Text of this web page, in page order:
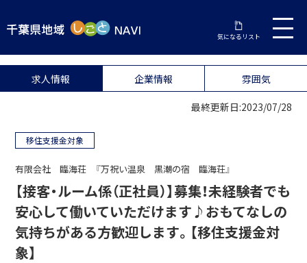
気になるリスト
求人情報 企業情報 雰囲気
最終更新日:2023/07/28
移住支援金対象
有限会社 臨海荘 『万祝い温泉 黒潮の宿 臨海荘』
【接客・ルーム係（正社員）】募集！未経験者でも
安心して働いていただけます♪おもてなしの
気持ちがある方歓迎します。【移住支援金対
象】